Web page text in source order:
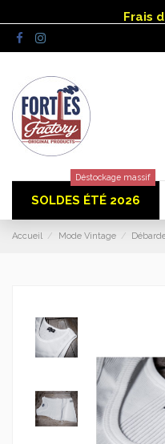
Frais
SOLDES ÉTÉ 2026
Déstockage massif
Accueil Mode Vintage